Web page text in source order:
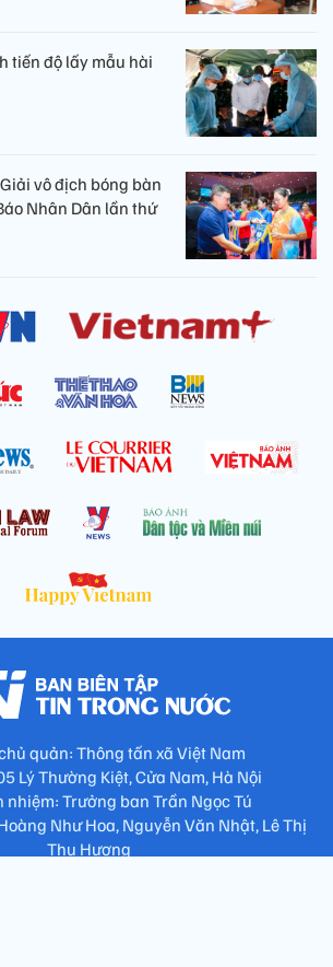
tiến độ lấy mẫu hài
vô địch bóng bàn
Nhân Dân lần thứ
quản: Thông tấn xã Việt Nam
Lý Thường Kiệt, Cửa Nam, Hà Nội
nhiệm: Trưởng ban Trần Ngọc Tú
Như Hoa, Nguyễn Văn Nhật, Lê Thị
Thu Hương